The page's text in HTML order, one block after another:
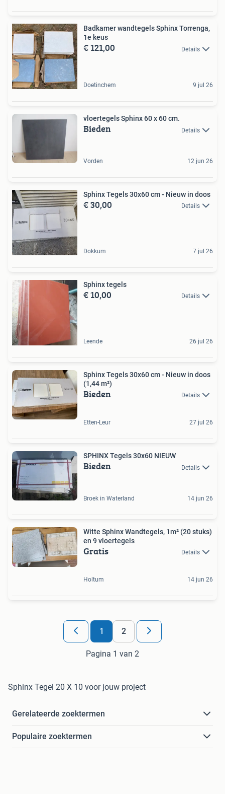
Badkamer wandtegels Sphinx Torrenga,
1e keus
€ 121,00 Details
Doetinchem 9 jul 26
vloertegels Sphinx 60 x 60 cm.
Bieden Details
Vorden 12 jun 26
Sphinx Tegels 30x60 cm - Nieuw in doos
€ 30,00 Details
Dokkum 7 jul 26
Sphinx tegels
€ 10,00 Details
Leende 26 jul 26
Sphinx Tegels 30x60 cm - Nieuw in doos
(1,44 m²)
Bieden Details
Etten-Leur 27 jul 26
SPHINX Tegels 30x60 NIEUW
Bieden Details
Broek in Waterland 14 jun 26
Witte Sphinx Wandtegels, 1m² (20 stuks)
en 9 vloertegels
Gratis Details
Holtum 14 jun 26
1 2
Pagina 1 van 2
Sphinx Tegel 20 X 10 voor jouw project
Gerelateerde zoektermen
Populaire zoektermen